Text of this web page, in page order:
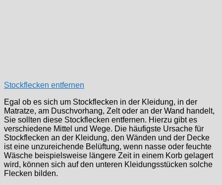
Stockflecken entfernen
Egal ob es sich um Stockflecken in der Kleidung, in der
Matratze, am Duschvorhang, Zelt oder an der Wand handelt,
Sie sollten diese Stockflecken entfernen. Hierzu gibt es
verschiedene Mittel und Wege. Die häufigste Ursache für
Stockflecken an der Kleidung, den Wänden und der Decke
ist eine unzureichende Belüftung, wenn nasse oder feuchte
Wäsche beispielsweise längere Zeit in einem Korb gelagert
wird, können sich auf den unteren Kleidungsstücken solche
Flecken bilden.